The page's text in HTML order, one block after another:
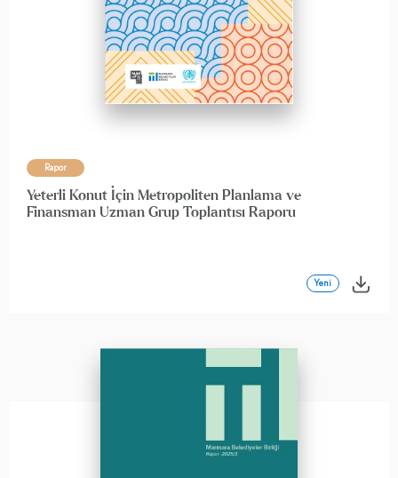
Rapor
Yeterli Konut İçin Metropoliten Planlama ve
Finansman Uzman Grup Toplantısı Raporu
Yeni